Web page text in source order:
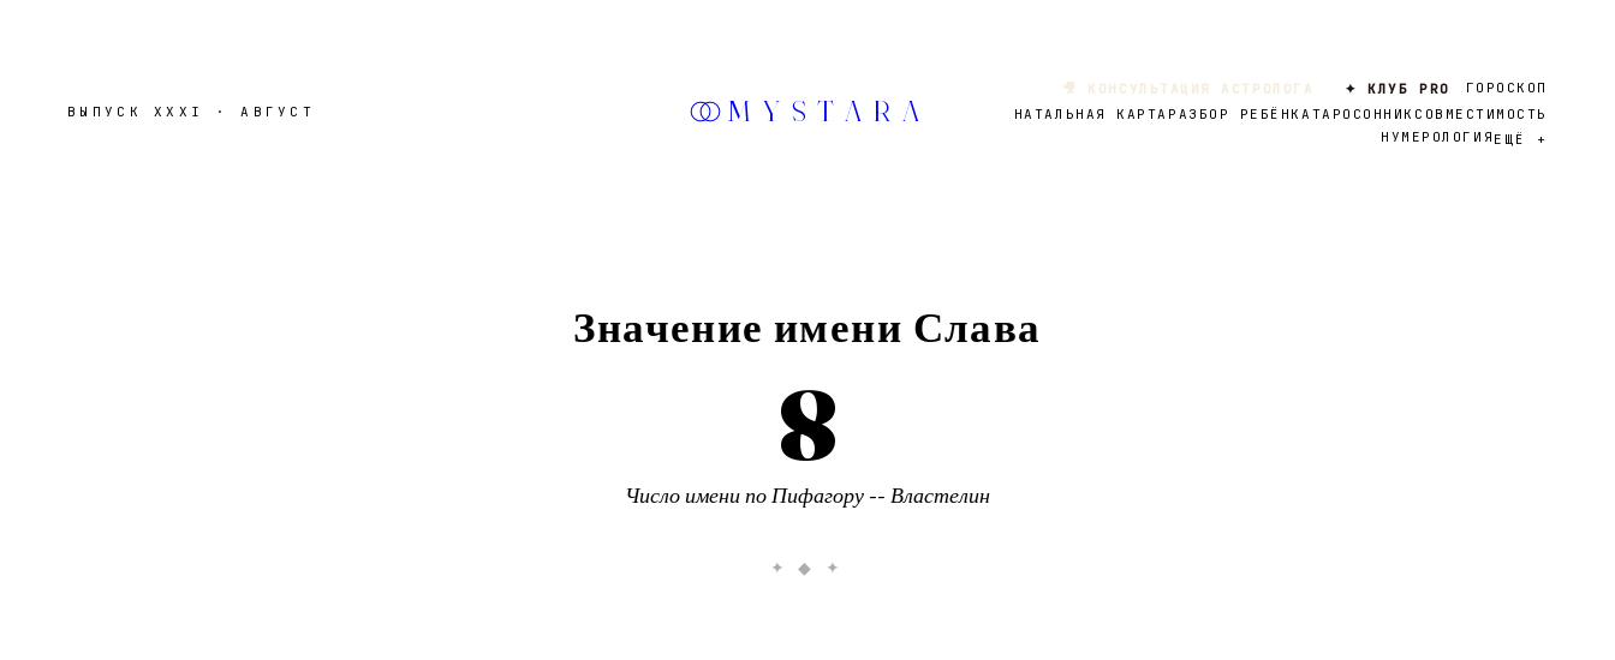
ВЫПУСКXXXI · АВГУСТ MYSTARA
🎥 КОНСУЛЬТАЦИЯ АСТРОЛОГА ✦ КЛУБ PRO
ГОРОСКОП
НАТАЛЬНАЯ КАРТА РАЗБОР РЕБЁНКА ТАРО СОННИК СОВМЕСТИМОСТЬ
НУМЕРОЛОГИЯ ЕЩЁ +
Значение имени Слава
8
Число имени по Пифагору -- Властелин
✦ ◆ ✦